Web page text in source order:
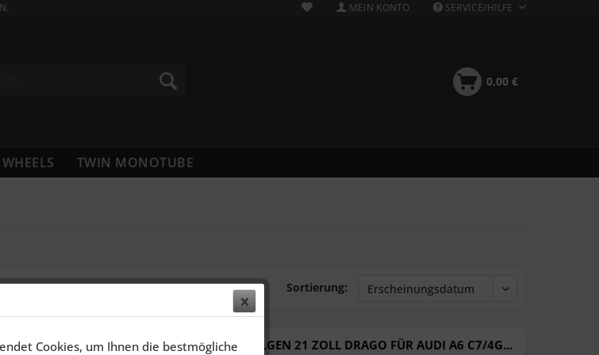
MEIN KONTO SERVICE/HILFE
0,00 €
TWIN MONOTUBE
Sortierung:
FÜR AUDI A6 C7/4G... SCHMIDT FELGEN 21 ZOLL DRAGO FÜR AUDI A6 C7/4G...
Cookies, um Ihnen die bestmögliche